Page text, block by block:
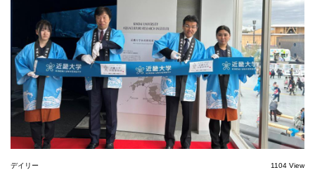
デイリー 1104 View